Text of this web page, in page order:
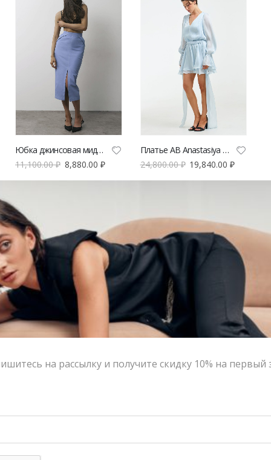
Юбка джинсовая миди AB Anastasiya Burdyugova голубая с разрезом | VERESK studio
11,100.00₽ 8,880.00 ₽
Платье AB Anastasiya Burdyugova голубое с поясом и объёмными рукавами | VERESK studio
24,800.00₽ 19,840.00₽
Водолазка KEISA
-20%
на рассылку и получите скидку 10% на первый